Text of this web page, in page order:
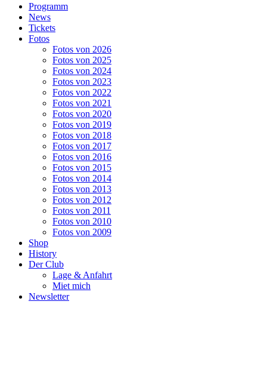
Programm
News
Tickets
Fotos
Fotos von 2026
Fotos von 2025
Fotos von 2024
Fotos von 2023
Fotos von 2022
Fotos von 2021
Fotos von 2020
Fotos von 2019
Fotos von 2018
Fotos von 2017
Fotos von 2016
Fotos von 2015
Fotos von 2014
Fotos von 2013
Fotos von 2012
Fotos von 2011
Fotos von 2010
Fotos von 2009
Shop
History
Der Club
Lage & Anfahrt
Miet mich
Newsletter